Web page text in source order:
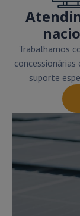
Trabalhamos
suporte